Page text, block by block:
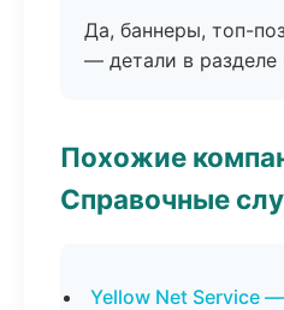
Да, баннеры, топ-
— детали в разделе
Похожие
Справочные
Yellow Net Service